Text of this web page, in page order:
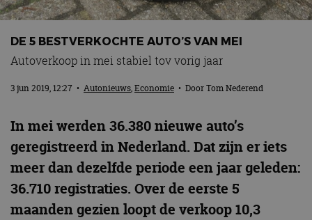
DE 5 BESTVERKOCHTE AUTO’S VAN MEI
Autoverkoop in mei stabiel tov vorig jaar
3 jun 2019, 12:27 • Autonieuws,Economie • DoorTom Nederend
In mei werden 36.380 nieuwe auto’s
geregistreerd in Nederland. Dat zijn er iets
meer dan dezelfde periode een jaar geleden:
36.710 registraties. Over de eerste 5
maanden gezien loopt de verkoop 10,3